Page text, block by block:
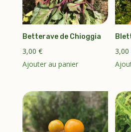
Betterave de Chioggia
3,00 €
Ajouter au panier
3,00